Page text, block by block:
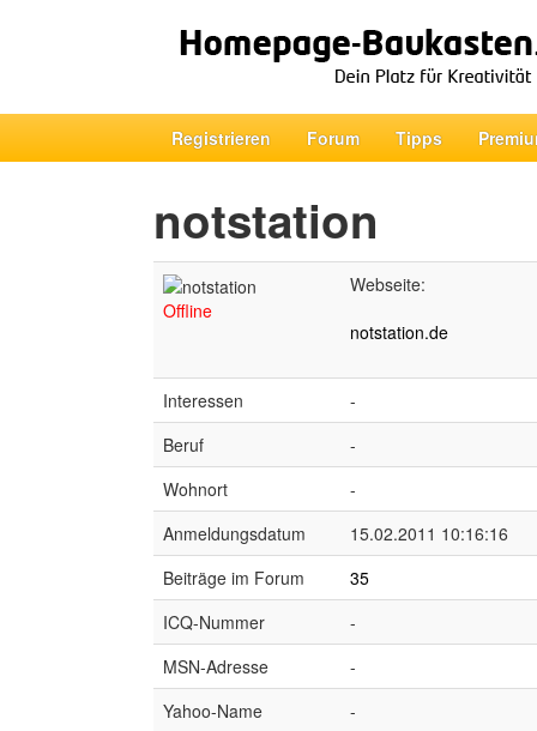
Registrieren Forum Tipps
notstation
Offline
Webseite:
notstation.de
Interessen
-
Beruf
-
Wohnort
-
Anmeldungsdatum
15.02.2011 10:16:16
Beiträge im Forum
35
ICQ-Nummer
-
MSN-Adresse
-
Yahoo-Name
-